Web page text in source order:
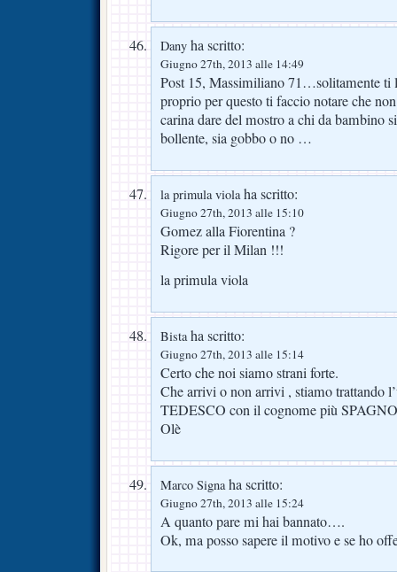
Dany ha scritto:
Giugno 27th, 2013 alle 14:49
Post 15, Massimiliano 71…solitamente
proprio per questo ti faccio notare che
carina dare del mostro a chi da bambino
bollente, sia gobbo o no …
la primula violaha scritto:
Giugno 27th, 2013 alle 15:10
Gomez alla Fiorentina ?
Rigore per il Milan !!!
la primula viola
Bistaha scritto:
Giugno 27th, 2013 alle 15:14
Certo che noi siamo strani forte.
Che arrivi o non arrivi , stiamo trattando
TEDESCO con il cognome più
Olè
Marco Signaha scritto:
Giugno 27th, 2013 alle 15:24
A quanto pare mi hai bannato….
Ok, ma posso sapere il motivo e se ho